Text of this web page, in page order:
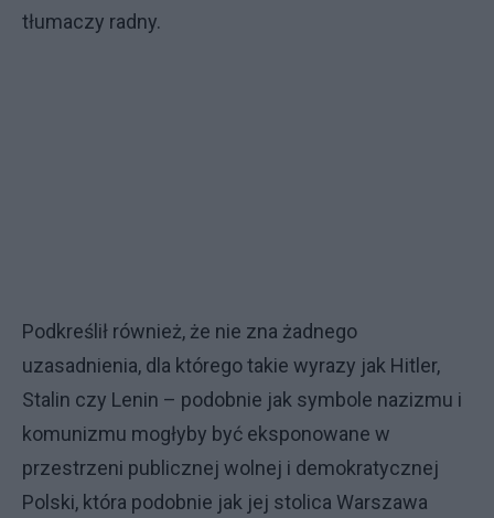
tłumaczy radny.
Podkreślił również, że nie zna żadnego
uzasadnienia, dla którego takie wyrazy jak Hitler,
Stalin czy Lenin – podobnie jak symbole nazizmu i
komunizmu mogłyby być eksponowane w
przestrzeni publicznej wolnej i demokratycznej
Polski, która podobnie jak jej stolica Warszawa